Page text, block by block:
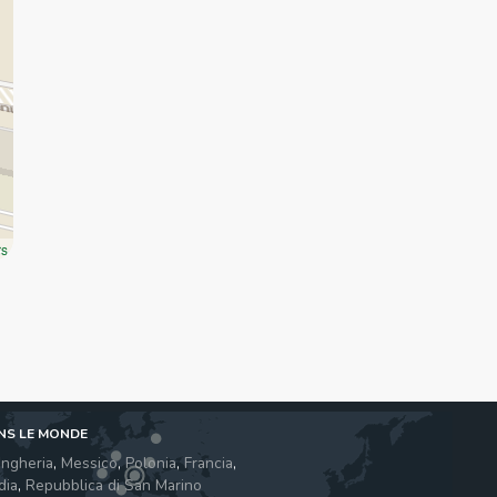
LE MONDE
, Messico,Polonia, Francia,
, Repubblica di San Marino